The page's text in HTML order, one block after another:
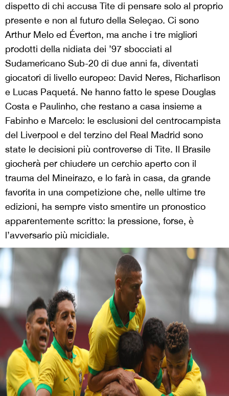
dispetto di chi accusa Tite di pensare solo al proprio
presente e non al futuro della Seleçao. Ci sono
Arthur Melo ed Éverton, ma anche i tre migliori
prodotti della nidiata dei ’97 sbocciati al
Sudamericano Sub-20 di due anni fa, diventati
giocatori di livello europeo: David Neres, Richarlison
e Lucas Paquetá. Ne hanno fatto le spese Douglas
Costa e Paulinho, che restano a casa insieme a
Fabinho e Marcelo: le esclusioni del centrocampista
del Liverpool e del terzino del Real Madrid sono
state le decisioni più controverse di Tite. Il Brasile
giocherà per chiudere un cerchio aperto con il
trauma del Mineirazo, e lo farà in casa, da grande
favorita in una competizione che, nelle ultime tre
edizioni, ha sempre visto smentire un pronostico
apparentemente scritto: la pressione, forse, è
l’avversario più micidiale.